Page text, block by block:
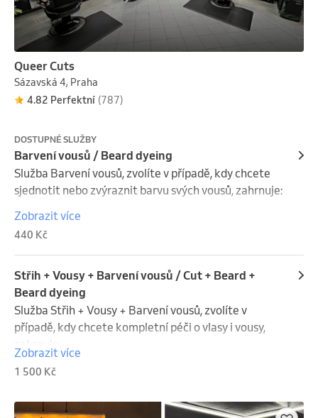
Queer Cuts
Sázavská 4, Praha
4.82 Perfektní (787)
DOSTUPNÉ SLUŽBY
Barvení vousů / Beard dyeing
Služba Barvení vousů, zvolíte v případě, kdy chcete
sjednotit nebo zvýraznit barvu svých vousů, zahrnuje:
Konzultace: Diskuze o požadovaném odstínu a
výsledném vzhledu vousů, přizpůsobeném vašemu
stylu.
Příprava: Nasazení ochranné pláštěnky a příprava
vousů na aplikaci barvy.
Barvení: Aplikace profesionální barvy na vousy podle
dohodnutého odstínu pro dosažení přirozeného a
rovnoměrného vzhledu.
Péče: Opláchnutí barvy a aplikace zklidňujícího
balzámu na vousy.
(například tónování) jsou za dodatečný příplatek.
Zobrazit více
440 Kč
Střih + Vousy + Barvení vousů / Cut + Beard +
Beard dyeing
Služba Střih + Vousy + Barvení vousů, zvolíte v
případě, kdy chcete kompletní péči o vlasy i vousy,
zahrnuje:
Konzultace: Individuální konzultace zaměřená na
představ.
Zobrazit více
1 500 Kč